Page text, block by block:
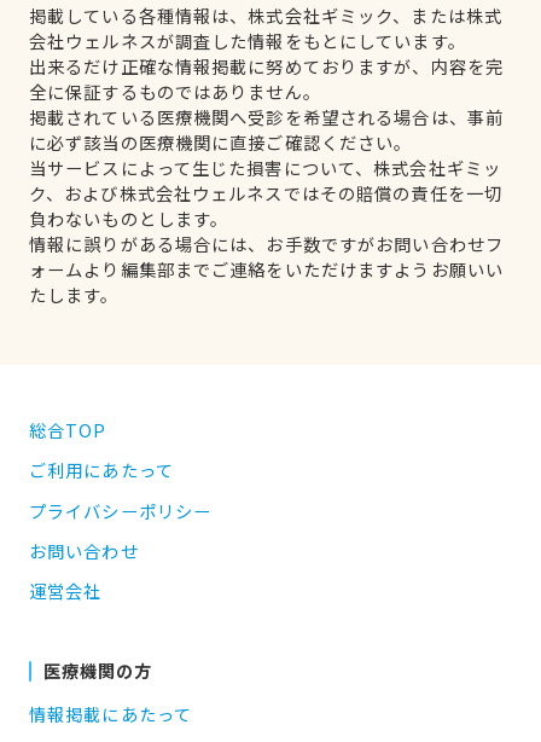
掲載している各種情報は、株式会社ギミック、または株式
会社ウェルネスが調査した情報をもとにしています。
出来るだけ正確な情報掲載に努めておりますが、内容を完
全に保証するものではありません。
掲載されている医療機関へ受診を希望される場合は、事前
に必ず該当の医療機関に直接ご確認ください。
当サービスによって生じた損害について、株式会社ギミッ
ク、および株式会社ウェルネスではその賠償の責任を一切
負わないものとします。
情報に誤りがある場合には、お手数ですがお問い合わせフ
ォームより編集部までご連絡をいただけますようお願いい
たします。
総合TOP
ご利用にあたって
プライバシーポリシー
お問い合わせ
運営会社
医療機関の方
情報掲載にあたって